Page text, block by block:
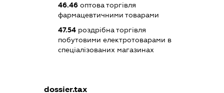
46.46оптова торгівля
фармацевтичними товарами
47.54роздрібна торгівля
побутовими електротоварами в
спеціалізованих магазинах
dossier.tax